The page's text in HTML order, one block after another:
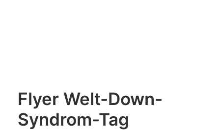
Flyer Welt-Down-
Syndrom-Tag